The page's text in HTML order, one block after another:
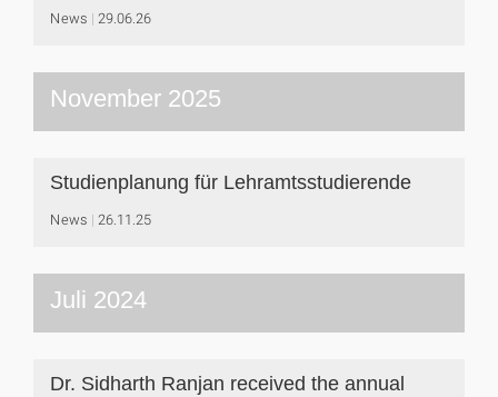
News 29.06.26
November 2025
Studienplanung für Lehramtsstudierende
News 26.11.25
Juli 2024
Dr. Sidharth Ranjan received the annual